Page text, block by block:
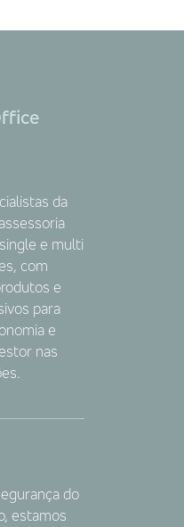
da
e multi
com
e
para
e
nas
do
estamos